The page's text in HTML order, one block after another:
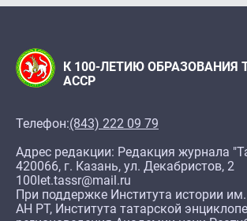
К 100-ЛЕТИЮ ОБРАЗОВАНИЯ
АССР
Телефон:(843) 222 09 79
Адрес редакции: Редакция журнала
420066, г. Казань, ул. Декабристов, 2
100let.tassr@mail.ru
При поддержке Института истории
АН РТ, Института татарской